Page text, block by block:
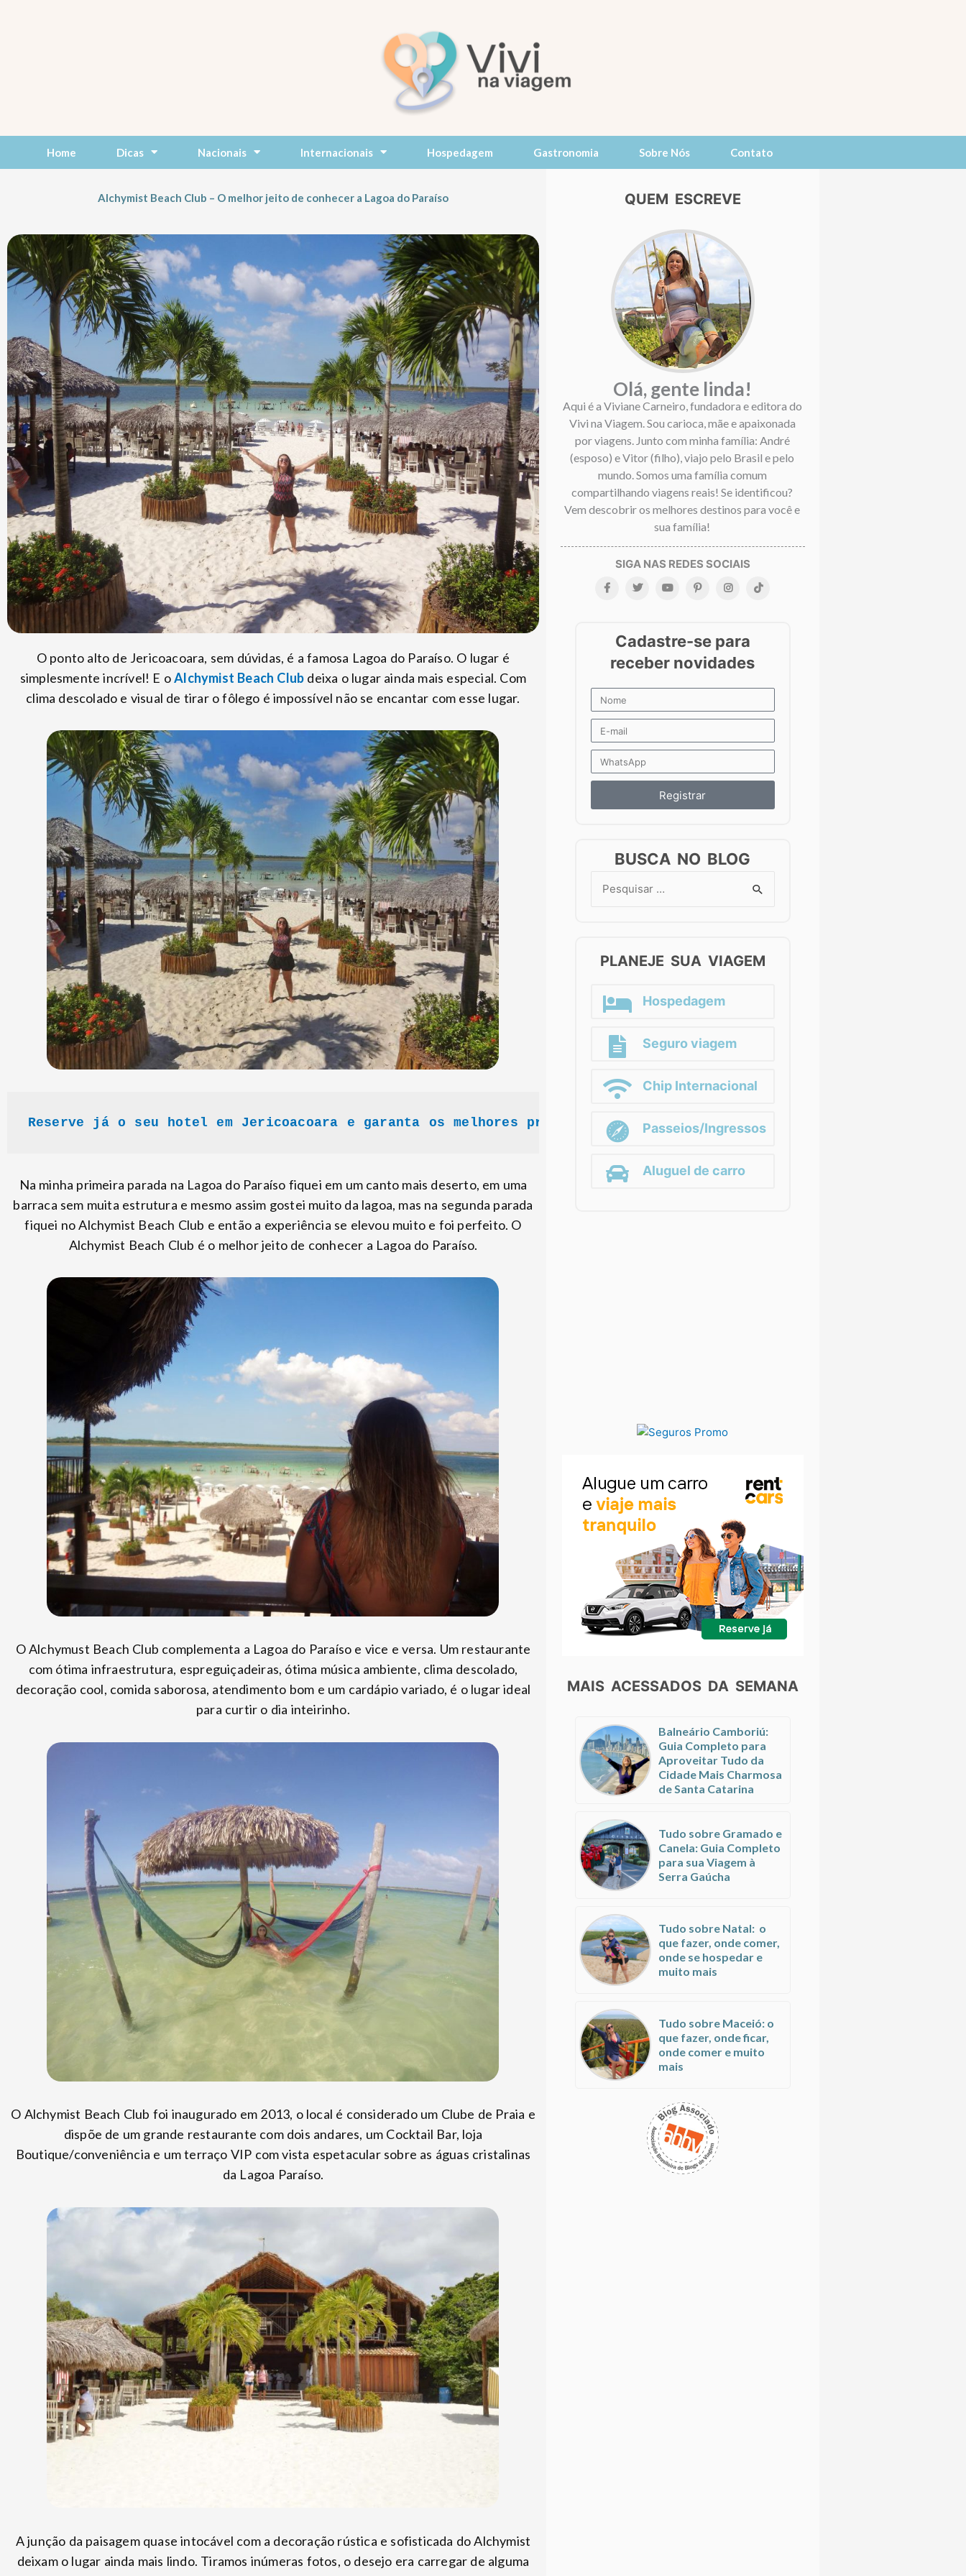
Home Dicas Nacionais Internacionais Hospedagem Gastronomia Sobre Nós Contato
Alchymist Beach Club – O melhor jeito de conhecer a Lagoa do Paraíso
O ponto alto de Jericoacoara, sem dúvidas, é a famosa Lagoa do Paraíso. O lugar é
simplesmente incrível! E oAlchymist Beach Club deixa o lugar ainda mais especial. Com
clima descolado e visual de tirar o fôlego é impossível não se encantar com esse lugar.
Reserve já o seu hotel em Jericoacoara e garanta os melhores preços!
Na minha primeira parada na Lagoa do Paraíso fiquei em um canto mais deserto, em uma
barraca sem muita estrutura e mesmo assim gostei muito da lagoa, mas na segunda parada
fiquei no Alchymist Beach Club e então a experiência se elevou muito e foi perfeito. O
Alchymist Beach Club é o melhor jeito de conhecer a Lagoa do Paraíso.
O Alchymust Beach Club complementa a Lagoa do Paraíso e vice e versa. Um restaurante
com ótima infraestrutura, espreguiçadeiras, ótima música ambiente, clima descolado,
decoração cool, comida saborosa, atendimento bom e um cardápio variado, é o lugar ideal
para curtir o dia inteirinho.
O Alchymist Beach Club foi inaugurado em 2013, o local é considerado um Clube de Praia e
dispõe de um grande restaurante com dois andares, um Cocktail Bar, loja
Boutique/conveniência e um terraço VIP com vista espetacular sobre as águas cristalinas
da Lagoa Paraíso.
A junção da paisagem quase intocável com a decoração rústica e sofisticada do Alchymist
deixam o lugar ainda mais lindo. Tiramos inúmeras fotos, o desejo era carregar de alguma
QUEM ESCREVE
Olá, gente linda!
Aqui é a Viviane Carneiro, fundadora e editora do
Vivi na Viagem. Sou carioca, mãe e apaixonada
por viagens. Junto com minha família: André
(esposo) e Vitor (filho), viajo pelo Brasil e pelo
mundo. Somos uma família comum
compartilhando viagens reais! Se identificou?
Vem descobrir os melhores destinos para você e
sua família!
Registrar
BUSCA NO BLOG
Search
PLANEJE SUA VIAGEM
Hospedagem
Seguro viagem
Chip Internacional
Passeios/Ingressos
Aluguel de carro
MAIS ACESSADOS DA SEMANA
Balneário Camboriú:
Guia Completo para
Aproveitar Tudo da
Cidade Mais Charmosa
de Santa Catarina
Tudo sobre Gramado e
Canela: Guia Completo
para sua Viagem à
Serra Gaúcha
Tudo sobre Natal: o
que fazer, onde comer,
onde se hospedar e
muito mais
Tudo sobre Maceió: o
que fazer, onde ficar,
onde comer e muito
mais